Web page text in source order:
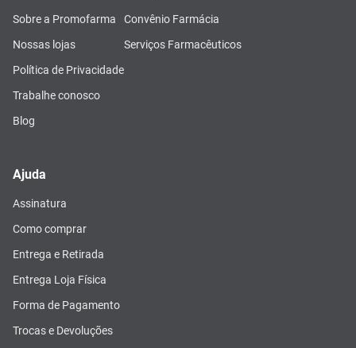
Sobre a Promofarma
Nossas lojas
Política de Privacidade
Trabalhe conosco
Blog
Convênio Farmácia
Serviços Farmacêuticos
Ajuda
Assinatura
Como comprar
Entrega e Retirada
Entrega Loja Física
Forma de Pagamento
Trocas e Devoluções